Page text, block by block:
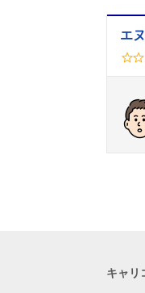
エ
キャリ